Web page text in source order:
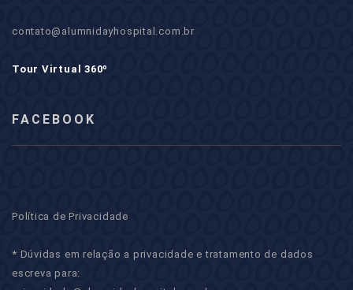
contato@alumnidayhospital.com.br
Tour Virtual 360º
FACEBOOK
Política de Privacidade
* Dúvidas em relação a privacidade e tratamento de dados
escreva para: